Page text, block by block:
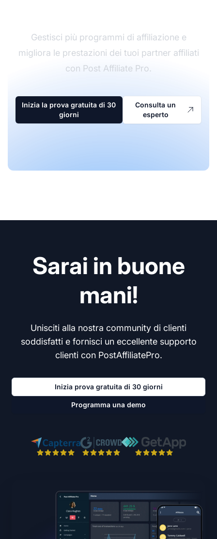
Gestisci più programmi di affiliazione e
migliora le prestazioni dei tuoi partner affiliati
con Post Affiliate Pro.
Inizia la prova gratuita di 30
giorni
Consulta un
esperto
Sarai in buone
mani!
Unisciti alla nostra community di clienti
soddisfatti e fornisci un eccellente supporto
clienti con PostAffiliatePro.
Inizia prova gratuita di 30 giorni
Programma una demo